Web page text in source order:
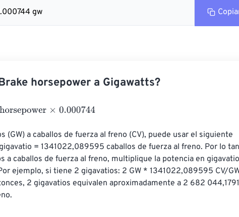
gw
horsepower a Gigawatts?
×0.000744
(GW) a caballos de fuerza al freno (CV), puede usar el siguiente
= 1341022,089595 caballos de fuerza al freno. Por lo
a caballos de fuerza al freno, multiplique la potencia en
ejemplo, si tiene 2 gigavatios: 2 GW * 1341022,089595 CV/
2 gigavatios equivalen aproximadamente a 2 682